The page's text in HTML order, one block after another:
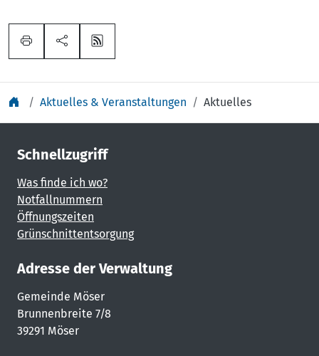
Aktuelles & Veranstaltungen Aktuelles
Schnellzugriff
Was finde ich wo?
Notfallnummern
Öffnungszeiten
Grünschnittentsorgung
Adresse der Verwaltung
Gemeinde Möser
Brunnenbreite 7/8
39291 Möser